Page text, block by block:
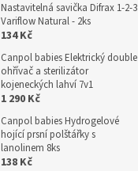
Nastavitelná savička Difrax 1-2-3
Variflow Natural - 2ks
134 Kč
Canpol babies Elektrický double
ohřívač a sterilizátor
kojeneckých lahví 7v1
1 290 Kč
Canpol babies Hydrogelové
hojící prsní polštářky s
lanolinem 8ks
138 Kč